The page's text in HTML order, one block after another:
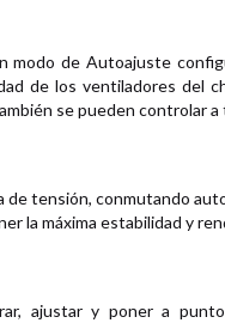
modo de Autoajuste
de los ventiladores del
se pueden controlar a
tensión, conmutando
la máxima estabilidad y
ajustar y poner a